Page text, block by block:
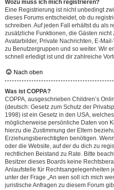
Wozu muss ich mich registrieren?
Eine Registrierung ist nicht unbedingt
dieses Forums entscheidet, ob du
schreiben. Auf jeden Fall erhältst du als
zusätzliche Funktionen, die Gästen nicht
Avatarbilder, Private Nachrichten, E-
zu Benutzergruppen und so weiter. Wir
schnell erledigt ist und dir zahlreiche
Nach oben
Was ist COPPA?
COPPA, ausgeschrieben Children’s
(deutsch: Gesetz zum Schutz der
1998) ist ein Gesetz in den USA,
möglicherweise persönliche Daten von
hierzu die Zustimmung der Eltern
Erziehungsberechtigten benötigen.
oder die Website, auf der du dich zu
rechtlichen Beistand zu Rate. Bitte
Besitzer dieses Boards keine
Anlaufstelle für Rechtsangelegenheiten
unter der Frage „An wen soll ich mich
juristische Anfragen zu diesem Forum